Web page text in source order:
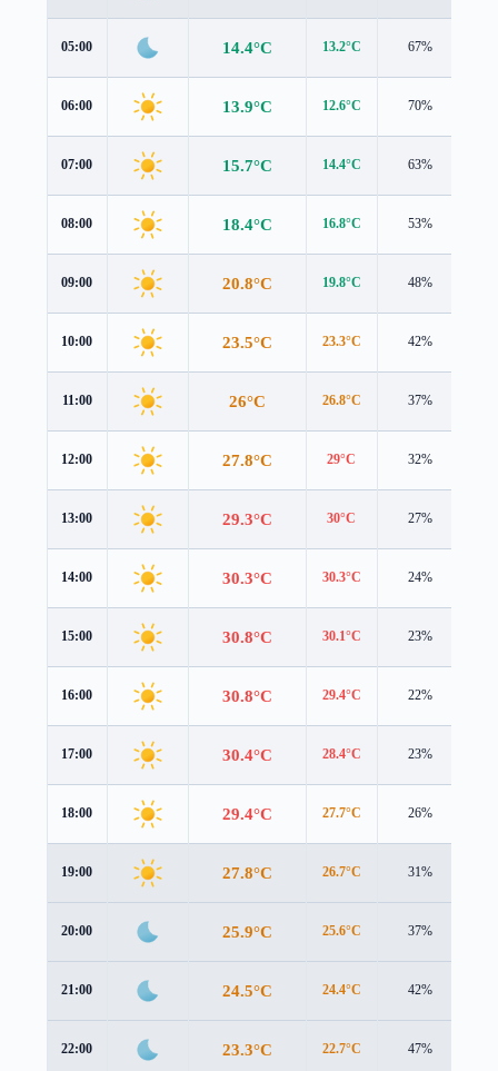
05:00 14.4°C 13.2°C 67%
06:00 13.9°C 12.6°C 70%
07:00 15.7°C 14.4°C 63%
08:00 18.4°C 16.8°C 53%
09:00 20.8°C 19.8°C 48%
10:00 23.5°C 23.3°C 42%
11:00 26°C 26.8°C 37%
12:00 27.8°C 29°C 32%
13:00 29.3°C 30°C 27%
14:00 30.3°C 30.3°C 24%
15:00 30.8°C 30.1°C 23%
16:00 30.8°C 29.4°C 22%
17:00 30.4°C 28.4°C 23%
18:00 29.4°C 27.7°C 26%
19:00 27.8°C 26.7°C 31%
20:00 25.9°C 25.6°C 37%
21:00 24.5°C 24.4°C 42%
22:00 23.3°C 22.7°C 47%